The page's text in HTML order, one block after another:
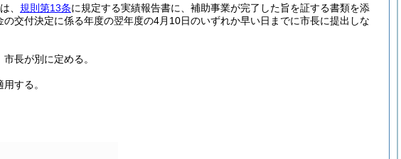
、 規則第13条に規定する実績報告書に、補助事業が完了した旨を証する書類を添
交付決定に係る年度の翌年度の4月10日のいずれか早い日までに市長に提出しな
長が別に定める。
する。